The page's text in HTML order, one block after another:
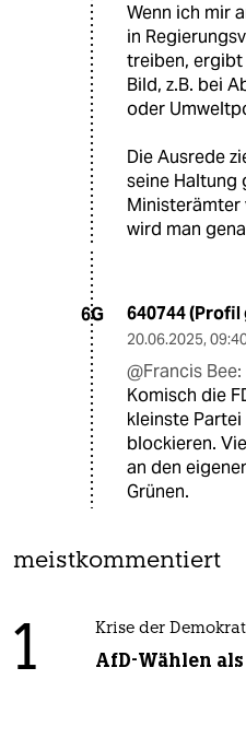
Wenn ich mir
in
treiben, ergibt
Bild, z.B. bei
oder
Die Ausrede
seine Haltung
Ministerämter
wird man
6G 640744
20.06.2025,
@Francis Bee:
Komisch die
kleinste
blockieren.
an den
Grünen.
meistkommentiert
1 Krise der
AfD-Wählen